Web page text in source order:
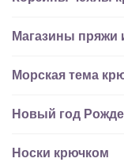
Магазины пряжи
Морская тема
Новый год
Носки крючком